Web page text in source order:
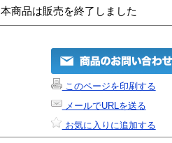
本商品は販売を終了しました
このページを印刷する
メールでURLを送る
お気に入りに追加する